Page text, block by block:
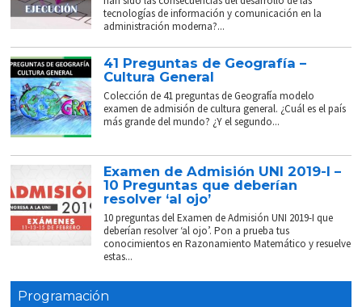
tecnologías de información y comunicación en la
administración moderna?...
41 Preguntas de Geografía –
Cultura General
Colección de 41 preguntas de Geografía modelo
examen de admisión de cultura general. ¿Cuál es el país
más grande del mundo? ¿Y el segundo...
Examen de Admisión UNI 2019-I –
10 Preguntas que deberían
resolver ‘al ojo’
10 preguntas del Examen de Admisión UNI 2019-I que
deberían resolver ‘al ojo’. Pon a prueba tus
conocimientos en Razonamiento Matemático y resuelve
estas...
Programación